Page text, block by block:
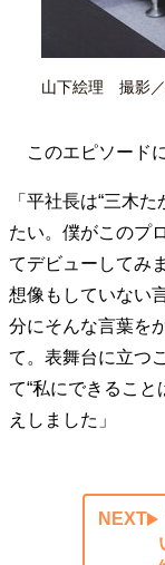
山下絵理 撮影
このエピソード
「平社長は“三木
たい。僕がこのプ
てデビューしてみ
想像もしていない
分にそんな言葉を
て。表舞台に立つ
て“私にできるこ
えしました」
NEXT